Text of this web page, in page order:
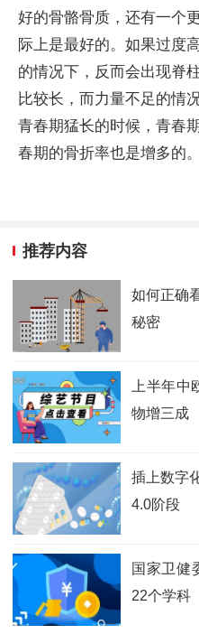
好的骨骼骨质，还有一个
际上是最好的。如果过度
的情况下，反而会出现脊
比较长，而力量不足的情
青春期猛长的时候，青春
春期的骨折率也是增多的。
推荐内容
如何正确
秘密
上半年
物增三成
插上数字
4.0阶段
国家卫健
22个学科